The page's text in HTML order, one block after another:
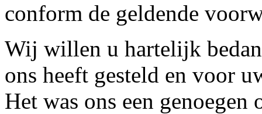
conform de geldende
Wij willen u hartelijk
ons heeft gesteld en voor
Het was ons een